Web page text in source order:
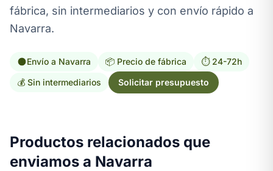
fábrica, sin intermediarios y con envío rápido a
Navarra.
Envío a Navarra 📦 Precio de fábrica
⏱️ 24-72h
💰 Sin intermediarios
Solicitar presupuesto
Productos relacionados que
enviamos a Navarra